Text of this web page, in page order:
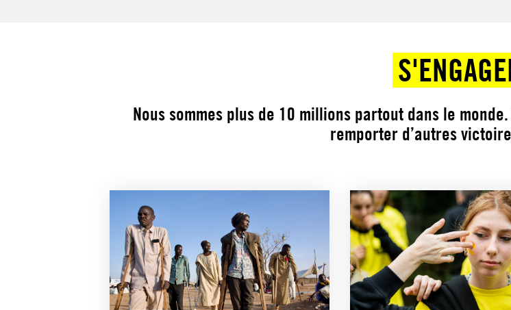
Nous sommes plus de 10 millions partout dans le
remporter d’autres